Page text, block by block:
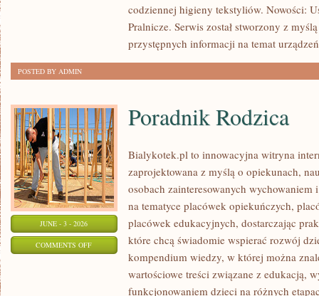
codziennej higieny tekstyliów. Nowości:
Pralnicze. Serwis został stworzony z
przystępnych informacji na temat
POSTED BY ADMIN
JUNE - 3 - 2026
COMMENTS OFFON
Poradnik Rodzica
Bialykotek.pl to innowacyjna witryna
zaprojektowana z myślą o opiekunach,
osobach zainteresowanych
na tematyce placówek opiekuńczych,
placówek edukacyjnych, dostarczając
które chcą świadomie wspierać rozwój
kompendium wiedzy, w której można
wartościowe treści związane z edukacją,
funkcjonowaniem dzieci na różnych